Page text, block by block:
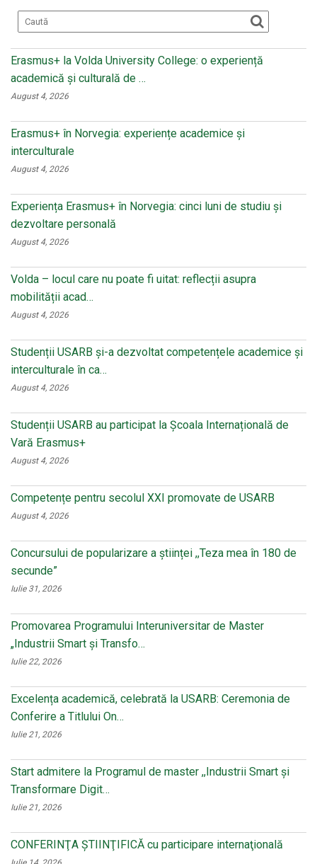
Erasmus+ la Volda University College: o experiență
academică și culturală de …
August 4, 2026
Erasmus+ în Norvegia: experiențe academice și
interculturale
August 4, 2026
Experiența Erasmus+ în Norvegia: cinci luni de studiu și
dezvoltare personală
August 4, 2026
Volda – locul care nu poate fi uitat: reflecții asupra
mobilității acad…
August 4, 2026
Studenții USARB și-a dezvoltat competențele academice și
interculturale în ca…
August 4, 2026
Studenții USARB au participat la Școala Internațională de
Vară Erasmus+
August 4, 2026
Competențe pentru secolul XXI promovate de USARB
August 4, 2026
Concursului de popularizare a științei ,,Teza mea în 180 de
secunde”
Iulie 31, 2026
Promovarea Programului Interuniversitar de Master
„Industrii Smart și Transfo…
Iulie 22, 2026
Excelența academică, celebrată la USARB: Ceremonia de
Conferire a Titlului On…
Iulie 21, 2026
Start admitere la Programul de master ,,Industrii Smart și
Transformare Digit…
Iulie 21, 2026
CONFERINŢA ŞTIINŢIFICĂ cu participare internaţională